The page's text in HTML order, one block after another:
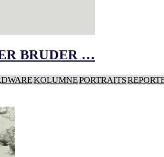
BRUDER …
KOLUMNEPORTRAITS